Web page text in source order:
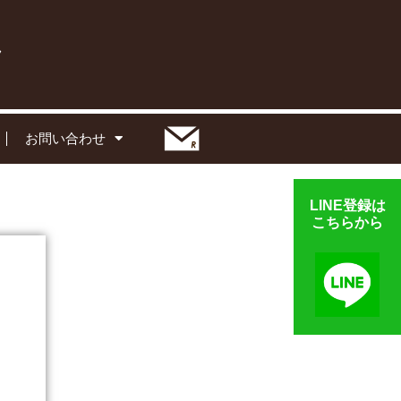
お問い合わせ
LINE登録は
こちらから